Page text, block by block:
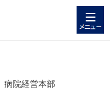
院経営本部